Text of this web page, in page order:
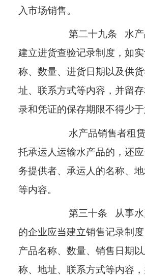
入市场销售。
第二十九条 水产
建立进货查验记录制度，如
称、数量、进货日期以及供
址、联系方式等内容，并留
录和凭证的保存期限不得少于
水产品销售者租
托承运人运输水产品的，还
务提供者、承运人的名称、
等内容。
第三十条 从事水
的企业应当建立销售记录制
产品名称、数量、销售日期
称、地址、联系方式等内容